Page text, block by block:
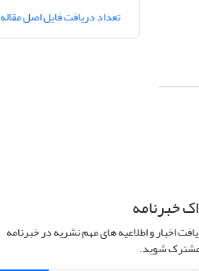
تعداد دریافت فایل اصل مقاله
خبرنامه
اخبار و اطلاعیه های مهم نشریه در خبرنامه
شوید.